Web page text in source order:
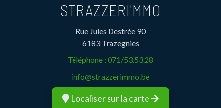
STRAZZERI'MMO
Rue Jules Destrée 90
6183 Trazegnies
Téléphone : 071/53.53.28
info@strazzerimmo.be
Localiser sur la carte